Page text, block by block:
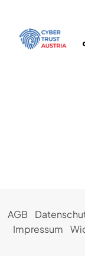
AGB
Impressum